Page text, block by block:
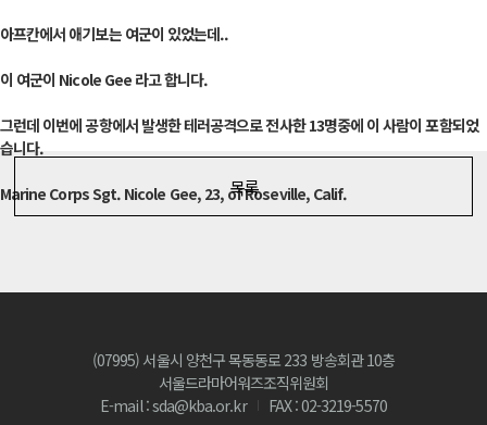
아프칸에서 애기보는 여군이 있었는데..
이 여군이 Nicole Gee 라고 합니다.
그런데 이번에 공항에서 발생한 테러공격으로 전사한 13명중에 이 사람이 포함되었
습니다.
Marine Corps Sgt. Nicole Gee, 23, of Roseville, Calif.
목록
(07995) 서울시 양천구 목동동로 233 방송회관 10층
서울드라마어워즈조직위원회
E-mail : sda@kba.or.kr
FAX : 02-3219-5570